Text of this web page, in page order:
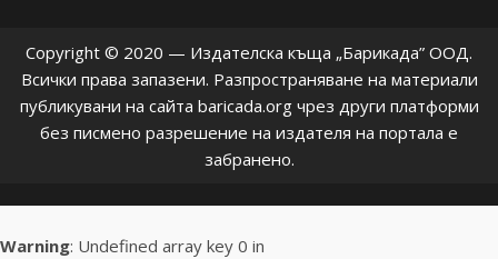
Copyright © 2020 — Издателска къща „Барикада” ООД.
Всички права запазени. Разпространяване на материали
публикувани на сайта baricada.org чрез други платформи
без писмено разрешение на издателя на портала е
забранено.
Warning: Undefined array key 0 in